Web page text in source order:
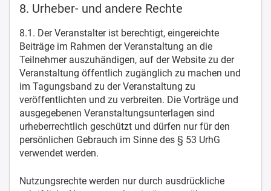
8. Urheber- und andere Rechte
8.1. Der Veranstalter ist berechtigt, eingereichte
Beiträge im Rahmen der Veranstaltung an die
Teilnehmer auszuhändigen, auf der Website zu der
Veranstaltung öffentlich zugänglich zu machen und
im Tagungsband zu der Veranstaltung zu
veröffentlichten und zu verbreiten. Die Vorträge und
ausgegebenen Veranstaltungsunterlagen sind
urheberrechtlich geschützt und dürfen nur für den
persönlichen Gebrauch im Sinne des § 53 UrhG
verwendet werden.
Nutzungsrechte werden nur durch ausdrückliche